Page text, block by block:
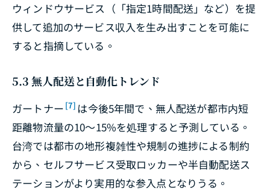
ウィンドウサービス（「指定1時間配送」など）を提
供して追加のサービス収入を生み出すことを可能に
すると指摘している。
5.3 無人配送と自動化トレンド
ガートナー [7] は今後5年間で、無人配送が都市内短
距離物流量の10〜15%を処理すると予測している。
台湾では都市の地形複雑性や規制の進捗による制約
から、セルフサービス受取ロッカーや半自動配送ス
テーションがより実用的な参入点となりうる。